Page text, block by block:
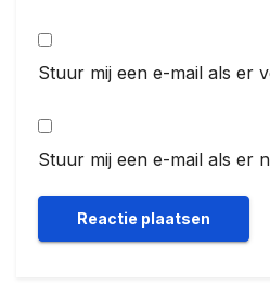
Stuur mij een e-mail als er
Stuur mij een e-mail als er